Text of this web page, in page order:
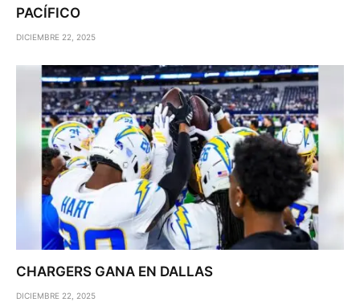
PACÍFICO
DICIEMBRE 22, 2025
CHARGERS GANA EN DALLAS
DICIEMBRE 22, 2025